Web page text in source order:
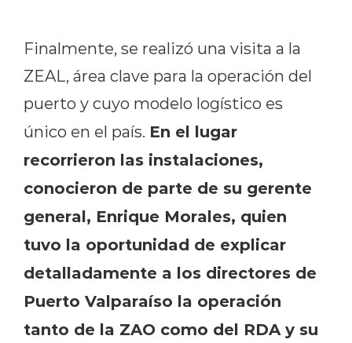
Finalmente, se realizó una visita a la
ZEAL, área clave para la operación del
puerto y cuyo modelo logístico es
único en el país. En el lugar
recorrieron las instalaciones,
conocieron de parte de su gerente
general, Enrique Morales, quien
tuvo la oportunidad de explicar
detalladamente a los directores de
Puerto Valparaíso la operación
tanto de la ZAO como del RDA y su